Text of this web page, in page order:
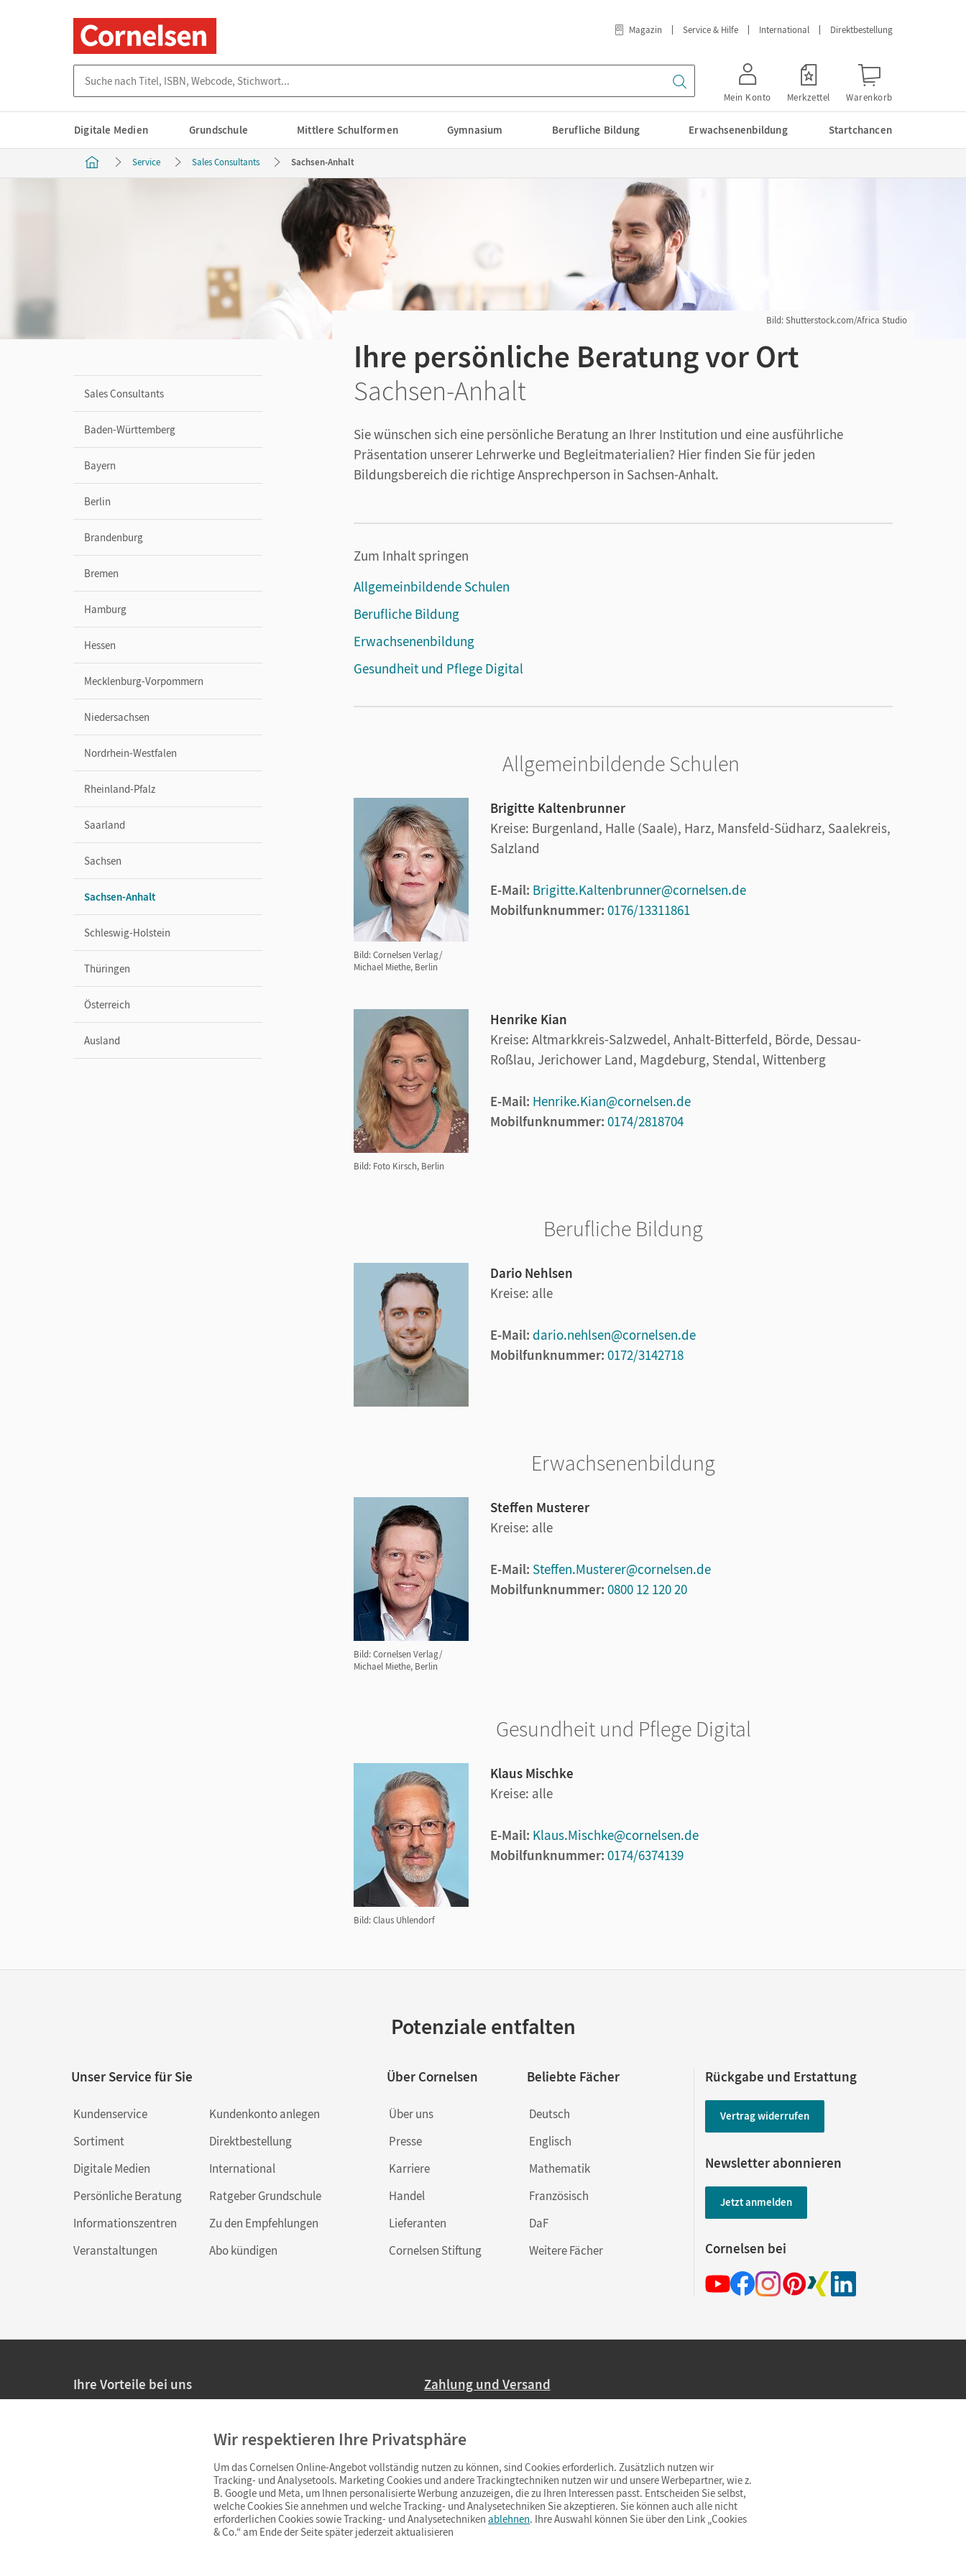
Magazin Service & Hilfe International Direktbestellung
Mein Konto Merkzettel Warenkorb
Digitale Medien Grundschule Mittlere Schulformen Gymnasium Berufliche Bildung Erwachsenenbildung Startchancen
Service Sales Consultants Sachsen-Anhalt
Sales Consultants
Baden-Württemberg
Bayern
Berlin
Brandenburg
Bremen
Hamburg
Hessen
Mecklenburg-Vorpommern
Niedersachsen
Nordrhein-Westfalen
Rheinland-Pfalz
Saarland
Sachsen
Sachsen-Anhalt
Schleswig-Holstein
Thüringen
Österreich
Ausland
Bild: Shutterstock.com/Africa Studio
Ihre persönliche Beratung vor Ort
Sachsen-Anhalt
Sie wünschen sich eine persönliche Beratung an Ihrer Institution und eine ausführliche
Präsentation unserer Lehrwerke und Begleitmaterialien? Hier finden Sie für jeden
Bildungsbereich die richtige Ansprechperson in Sachsen-Anhalt.
Zum Inhalt springen
Allgemeinbildende Schulen
Berufliche Bildung
Erwachsenenbildung
Gesundheit und Pflege Digital
Allgemeinbildende Schulen
Bild: Cornelsen Verlag/
Michael Miethe, Berlin
Brigitte Kaltenbrunner
Kreise: Burgenland, Halle (Saale), Harz, Mansfeld-Südharz, Saalekreis,
Salzland
E-Mail: Brigitte.Kaltenbrunner@cornelsen.de
Mobilfunknummer: 0176/13311861
Bild: Foto Kirsch, Berlin
Henrike Kian
Kreise: Altmarkkreis-Salzwedel, Anhalt-Bitterfeld, Börde, Dessau-
Roßlau, Jerichower Land, Magdeburg, Stendal, Wittenberg
E-Mail: Henrike.Kian@cornelsen.de
Mobilfunknummer: 0174/2818704
Berufliche Bildung
Dario Nehlsen
Kreise: alle
E-Mail: dario.nehlsen@cornelsen.de
Mobilfunknummer: 0172/3142718
Erwachsenenbildung
Bild: Cornelsen Verlag/
Michael Miethe, Berlin
Steffen Musterer
Kreise: alle
E-Mail: Steffen.Musterer@cornelsen.de
Mobilfunknummer: 0800 12 120 20
Gesundheit und Pflege Digital
Bild: Claus Uhlendorf
Klaus Mischke
Kreise: alle
E-Mail: Klaus.Mischke@cornelsen.de
Mobilfunknummer: 0174/6374139
Potenziale entfalten
Unser Service für Sie
Kundenservice
Sortiment
Digitale Medien
Persönliche Beratung
Informationszentren
Veranstaltungen
Kundenkonto anlegen
Direktbestellung
International
Ratgeber Grundschule
Zu den Empfehlungen
Abo kündigen
Über Cornelsen
Über uns
Presse
Karriere
Handel
Lieferanten
Cornelsen Stiftung
Beliebte Fächer
Deutsch
Englisch
Mathematik
Französisch
DaF
Weitere Fächer
Rückgabe und Erstattung
Vertrag widerrufen
Newsletter abonnieren
Jetzt anmelden
Cornelsen bei
Ihre Vorteile bei uns
Persönliche Angebote für Lehrkräfte
Sicheres Einkaufen mit SSL-Verschlüsselung
Widerrufsfristvon 4 Wochen
Schnelle und einfache Retourenabwicklung
Zahlung und Versand
Ab 59,– EUR Bestellwert liefern wir versandkostenfrei innerhalb Deutschlands
(Lieferung in 3–6 Tagen).
Wir respektieren Ihre Privatsphäre
Um das Cornelsen Online-Angebot vollständig nutzen zu können, sind Cookies erforderlich. Zusätzlich nutzen wir
Tracking- und Analysetools. Marketing Cookies und andere Trackingtechniken nutzen wir und unsere Werbepartner, wie z.
B. Google und Meta, um Ihnen personalisierte Werbung anzuzeigen, die zu Ihren Interessen passt. Entscheiden Sie selbst,
welche Cookies Sie annehmen und welche Tracking- und Analysetechniken Sie akzeptieren. Sie können auch alle nicht
erforderlichen Cookies sowie Tracking- und Analysetechniken ablehnen. Ihre Auswahl können Sie über den Link „Cookies
& Co.“ am Ende der Seite später jederzeit aktualisieren